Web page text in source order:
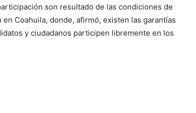
son resultado de las condiciones de
Coahuila, donde, afirmó, existen las garantías
y ciudadanos participen libremente en los